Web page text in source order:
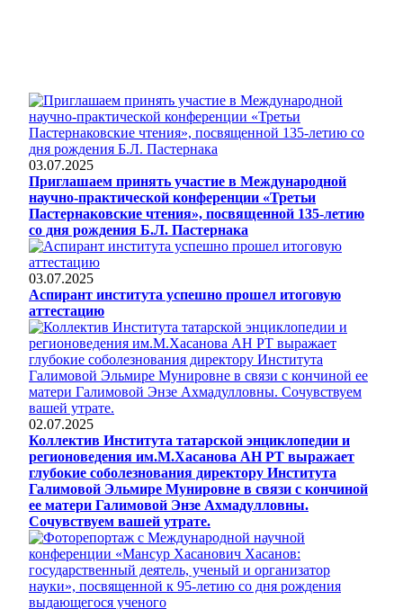
03.07.2025
Приглашаем принять участие в Международной
научно-практической конференции «Третьи
Пастернаковские чтения», посвященной 135-летию
со дня рождения Б.Л. Пастернака
03.07.2025
Аспирант института успешно прошел итоговую
аттестацию
02.07.2025
Коллектив Института татарской энциклопедии и
регионоведения им.М.Хасанова АН РТ выражает
глубокие соболезнования директору Института
Галимовой Эльмире Мунировне в связи с кончиной
ее матери Галимовой Энзе Ахмадулловны.
Сочувствуем вашей утрате.